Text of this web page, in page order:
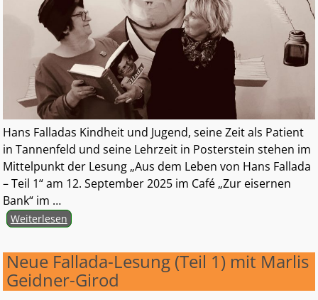
Hans Falladas Kindheit und Jugend, seine Zeit als Patient
in Tannenfeld und seine Lehrzeit in Posterstein stehen im
Mittelpunkt der Lesung „Aus dem Leben von Hans Fallada
– Teil 1“ am 12. September 2025 im Café „Zur eisernen
Bank“ im …
Weiterlesen
Neue Fallada-Lesung (Teil 1) mit Marlis
Geidner-Girod